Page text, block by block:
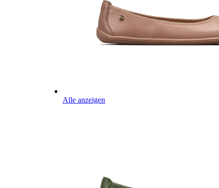
Alle anzeigen